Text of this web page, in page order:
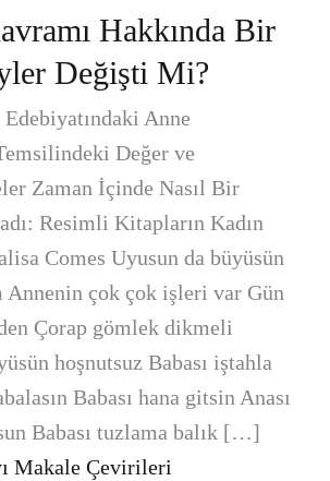
Hakkında Bir
Değişti Mi?
Anne
Değer ve
Zaman İçinde Nasıl Bir
Resimli Kitapların Kadın
Comes Uyusun da büyüsün
Annenin çok çok işleri var Gün
Çorap gömlek dikmeli
hoşnutsuz Babası iştahla
Babası hana gitsin Anası
Babası tuzlama balık […]
Makale Çevirileri